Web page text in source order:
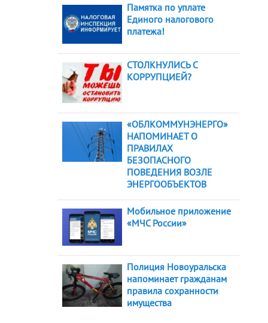
Памятка по уплате
Единого налогового
платежа!
СТОЛКНУЛИСЬ С
КОРРУПЦИЕЙ?
«ОБЛКОММУНЭНЕРГО»
НАПОМИНАЕТ О
ПРАВИЛАХ
БЕЗОПАСНОГО
ПОВЕДЕНИЯ ВОЗЛЕ
ЭНЕРГООБЪЕКТОВ
Мобильное приложение
«МЧС России»
Полиция Новоуральска
напоминает гражданам
правила сохранности
имущества